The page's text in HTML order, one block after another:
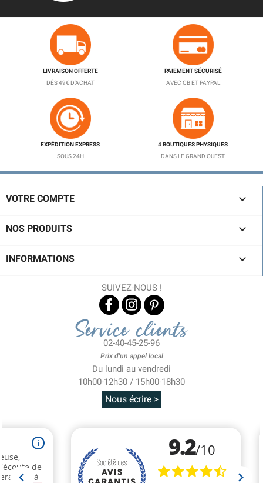
LIVRAISON OFFERTE
DÈS 49€ D'ACHAT
PAIEMENT SÉCURISÉ
AVEC CB ET PAYPAL
EXPÉDITION EXPRESS
SOUS 24H
4 BOUTIQUES PHYSIQUES
DANS LE GRAND OUEST
VOTRE COMPTE 
NOS PRODUITS 
INFORMATIONS 
SUIVEZ-NOUS !
Service clients
02-40-45-25-96
Prix d'un appel local
Du lundi au vendredi
10h00-12h30 / 15h00-18h30
Nous écrire >